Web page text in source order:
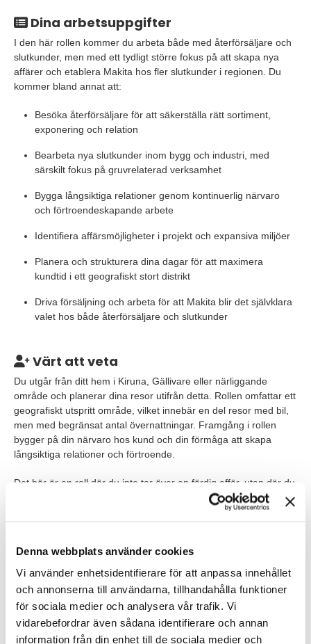
Denna webbplats använder cookies
Vi använder enhetsidentifierare för att anpassa innehållet
och annonserna till användarna, tillhandahålla funktioner
för sociala medier och analysera vår trafik. Vi
vidarebefordrar även sådana identifierare och annan
information från din enhet till de sociala medier och
Dina arbetsuppgifter
I den här rollen kommer du arbeta både med återförsäljare och
slutkunder, men med ett tydligt större fokus på att skapa nya
affärer och etablera Makita hos fler slutkunder i regionen. Du
kommer bland annat att:
Besöka återförsäljare för att säkerställa rätt sortiment,
exponering och relation
Bearbeta nya slutkunder inom bygg och industri, med
särskilt fokus på gruvrelaterad verksamhet
Bygga långsiktiga relationer genom kontinuerlig närvaro
och förtroendeskapande arbete
Identifiera affärsmöjligheter i projekt och expansiva miljöer
Planera och strukturera dina dagar för att maximera
kundtid i ett geografiskt stort distrikt
Driva försäljning och arbeta för att Makita blir det självklara
valet hos både återförsäljare och slutkunder
Värt att veta
Du utgår från ditt hem i Kiruna, Gällivare eller närliggande
område och planerar dina resor utifrån detta. Rollen omfattar ett
geografiskt utspritt område, vilket innebär en del resor med bil,
men med begränsat antal övernattningar. Framgång i rollen
bygger på din närvaro hos kund och din förmåga att skapa
långsiktiga relationer och förtroende.
Det här är en roll där du inte tar över en färdig affär, utan där du
bygger upp den tillsammans med våra återförsäljare. Det kräver
tålamod, struktur och driv, men ger också stora möjligheter att
Våra förväntningar
Vi söker dig som är engagerad, målinriktad och har ett genuint
intresse för försäljning och relationsbyggande. Du trivs i en roll
där du får arbeta självständigt och där du själv ansvarar för att
planera din tid och driva dina affärer framåt.